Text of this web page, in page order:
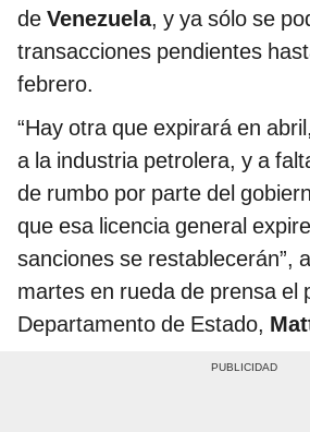
de Venezuela, y ya sólo se
transacciones pendientes
febrero.
“Hay otra que expirará en
a la industria petrolera, y a
de rumbo por parte del
que esa licencia general
sanciones se restablecerán”,
martes en rueda de prensa el
Departamento de Estado,